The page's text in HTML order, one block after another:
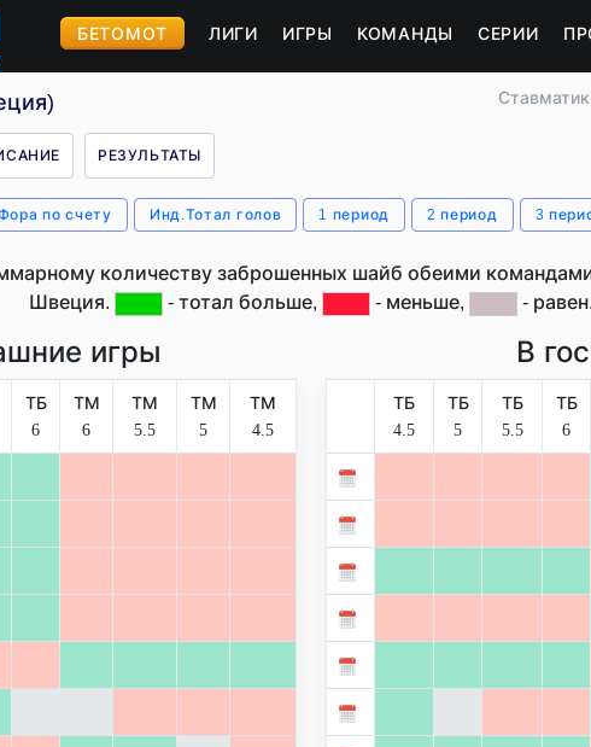
БЕТОМОТ ЛИГИ ИГРЫ КОМАНДЫ СЕРИИ
Ставматик
РЕЗУЛЬТАТЫ
по счету Инд.Тотал голов 1 период 2 период 3
количеству заброшенных шайб обеими
Швеция.
- тотал больше, - меньше, - равен.
игры
ТБ
6
ТМ
6
ТМ
5.5
ТМ
5
ТМ
4.5
В
ТБ
4.5
ТБ
5
ТБ
5.5
ТБ
6